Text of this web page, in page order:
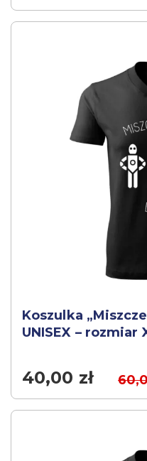
Koszulka
UNISEX – rozmiar
40,00 zł